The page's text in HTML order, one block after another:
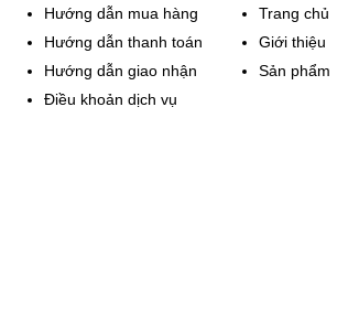
Hướng dẫn mua hàng
Hướng dẫn thanh toán
Hướng dẫn giao nhận
Điều khoản dịch vụ
Trang chủ
Giới thiệu
Sản phẩm